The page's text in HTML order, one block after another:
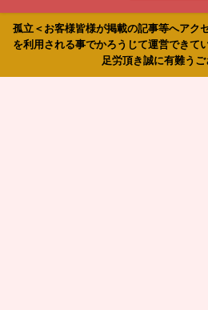
孤立＜お客様皆様が掲載の記事等へアク
を利用される事でかろうじて運営できて
足労頂き誠に有難うご